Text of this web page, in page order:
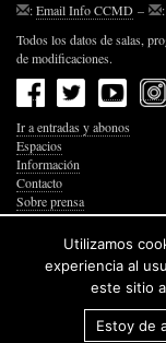
:Email Info CCMD – :
Todos los datos de salas,
de modificaciones.
Ir a entradas y abonos
Espacios
Información
Contacto
Sobre prensa
Política de Privacidad
Política de Cookies
Accesibilidad Web
Utilizamos
experiencia al
este sitio
Estoy de